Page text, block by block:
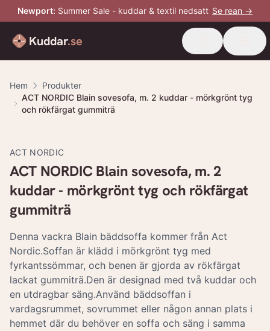
Newport: Summer Sale - kuddar & textil nedsatt Se rean →
Kuddar.se
Hem
Produkter
ACT NORDIC Blain sovesofa, m. 2 kuddar - mörkgrönt tyg
och rökfärgat gummiträ
ACT NORDIC
ACT NORDIC Blain sovesofa, m. 2
kuddar - mörkgrönt tyg och rökfärgat
gummiträ
Denna vackra Blain bäddsoffa kommer från Act
Nordic.Soffan är klädd i mörkgrönt tyg med
fyrkantssömmar, och benen är gjorda av rökfärgat
lackat gummiträ.Den är designad med två kuddar och
en utdragbar säng.Använd bäddsoffan i
vardagsrummet, sovrummet eller någon annan plats i
hemmet där du behöver en soffa och säng i samma